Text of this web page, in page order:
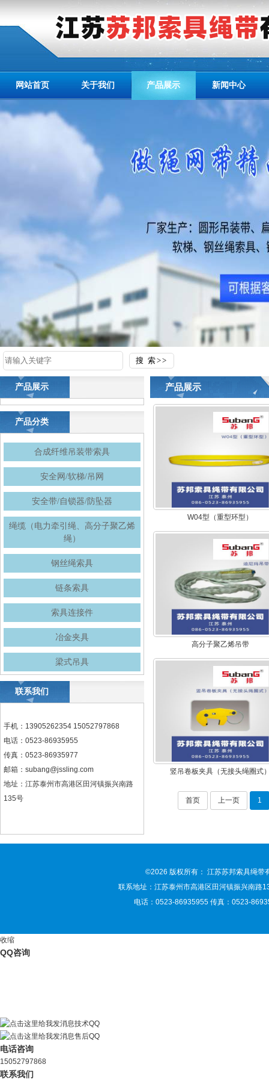
网站首页 关于我们 产品展示 新闻中心
产品展示
产品分类
合成纤维吊装带索具
安全网/软梯/吊网
安全带/自锁器/防坠器
绳缆（电力牵引绳、高分子聚乙烯
绳）
钢丝绳索具
链条索具
索具连接件
冶金夹具
梁式吊具
联系我们
手机：13905262354 15052797868
电话：0523-86935955
传真：0523-86935977
邮箱： subang@jssling.com
地址：江苏泰州市高港区田河镇振兴南路
135号
产品展示
W04型（重型环型）
高分子聚乙烯吊带
竖吊卷板夹具（无接头绳圈式
首页 上一页 1
©2026 版权所有： 江苏苏邦索具绳带
联系地址：江苏泰州市高港区田河镇振兴南
电话：0523-86935955 传真：0523-
收缩
QQ咨询
技术QQ
售后QQ
电话咨询
15052797868
联系我们